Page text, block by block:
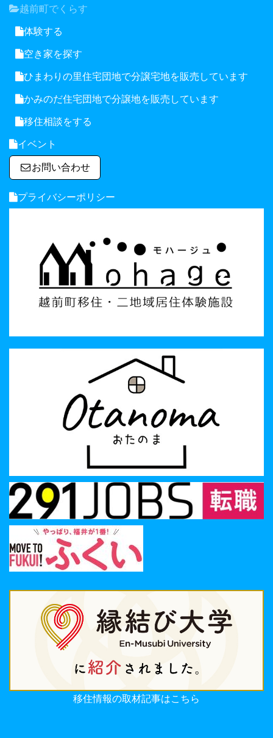
越前町でくらす
体験する
空き家を探す
ひまわりの里住宅団地で分譲宅地を販売しています
かみのだ住宅団地で分譲地を販売しています
移住相談をする
イベント
お問い合わせ
プライバシーポリシー
移住情報の取材記事はこちら